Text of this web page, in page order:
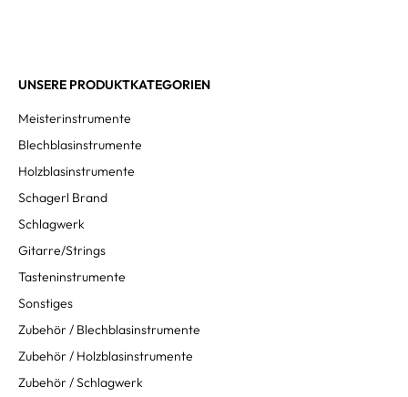
UNSERE PRODUKTKATEGORIEN
Meisterinstrumente
Blechblasinstrumente
Holzblasinstrumente
Schagerl Brand
Schlagwerk
Gitarre/Strings
Tasteninstrumente
Sonstiges
Zubehör / Blechblasinstrumente
Zubehör / Holzblasinstrumente
Zubehör / Schlagwerk